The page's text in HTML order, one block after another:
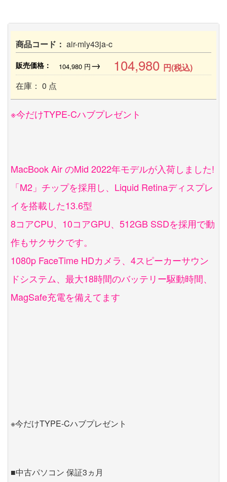
商品コード： air-mly43ja-c
販売価格： 104,980円→ 104,980 円(税込)
在庫： 0 点
※今だけTYPE-Cハブプレゼント
MacBook Air のMid 2022年モデルが入荷しました!
「M2」チップを採用し、Liquid Retinaディスプレ
イを搭載した13.6型
8コアCPU、10コアGPU、512GB SSDを採用で動
作もサクサクです。
1080p FaceTime HDカメラ、4スピーカーサウン
ドシステム、最大18時間のバッテリー駆動時間、
MagSafe充電を備えてます
※今だけTYPE-Cハブプレゼント
■中古パソコン 保証3ヵ月